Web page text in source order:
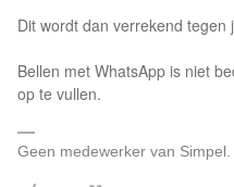
Dit wordt dan verrekend tegen
Bellen met WhatsApp is niet
op te vullen.
Geen medewerker van Simpel.